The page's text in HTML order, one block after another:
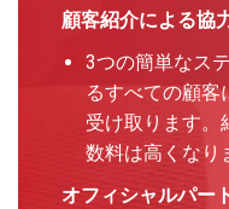
顧客紹介による協
3つの簡単なス
るすべての顧客
受け取ります。
数料は高くなり
オフィシャルパー